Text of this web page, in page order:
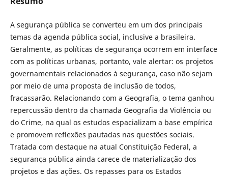
A segurança pública se converteu em um dos principais
temas da agenda pública social, inclusive a brasileira.
Geralmente, as políticas de segurança ocorrem em interface
com as políticas urbanas, portanto, vale alertar: os projetos
governamentais relacionados à segurança, caso não sejam
por meio de uma proposta de inclusão de todos,
fracassarão. Relacionando com a Geografia, o tema ganhou
repercussão dentro da chamada Geografia da Violência ou
do Crime, na qual os estudos espacializam a base empírica
e promovem reflexões pautadas nas questões sociais.
Tratada com destaque na atual Constituição Federal, a
segurança pública ainda carece de materialização dos
projetos e das ações. Os repasses para os Estados